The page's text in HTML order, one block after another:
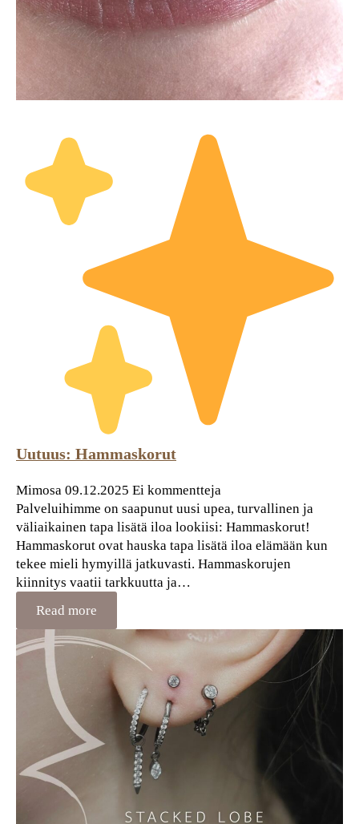
Uutuus: Hammaskorut
Mimosa 09.12.2025 Ei kommentteja
Palveluihimme on saapunut uusi upea, turvallinen ja
väliaikainen tapa lisätä iloa lookiisi: Hammaskorut!
Hammaskorut ovat hauska tapa lisätä iloa elämään kun
tekee mieli hymyillä jatkuvasti. Hammaskorujen
kiinnitys vaatii tarkkuutta ja…
Read more